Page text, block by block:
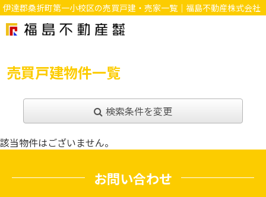
伊達郡桑折町第一小校区の売買戸建・売家一覧｜福島不動産株式会社
売買戸建物件一覧
検索条件を変更
該当物件はございません。
お問い合わせ